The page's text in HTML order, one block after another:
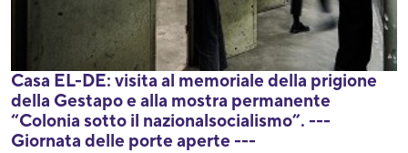
Casa EL-DE: visita al memoriale della prigione
della Gestapo e alla mostra permanente
“Colonia sotto il nazionalsocialismo”. ---
Giornata delle porte aperte ---